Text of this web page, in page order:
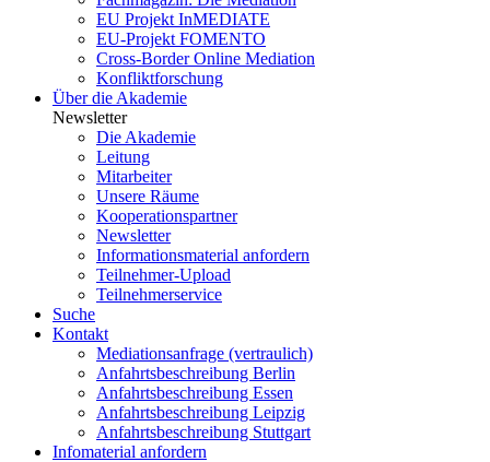
EU Projekt InMEDIATE
EU-Projekt FOMENTO
Cross-Border Online Mediation
Konfliktforschung
Über die Akademie
Newsletter
Die Akademie
Leitung
Mitarbeiter
Unsere Räume
Kooperationspartner
Newsletter
Informationsmaterial anfordern
Teilnehmer-Upload
Teilnehmerservice
Suche
Kontakt
Mediationsanfrage (vertraulich)
Anfahrtsbeschreibung Berlin
Anfahrtsbeschreibung Essen
Anfahrtsbeschreibung Leipzig
Anfahrtsbeschreibung Stuttgart
Infomaterial anfordern